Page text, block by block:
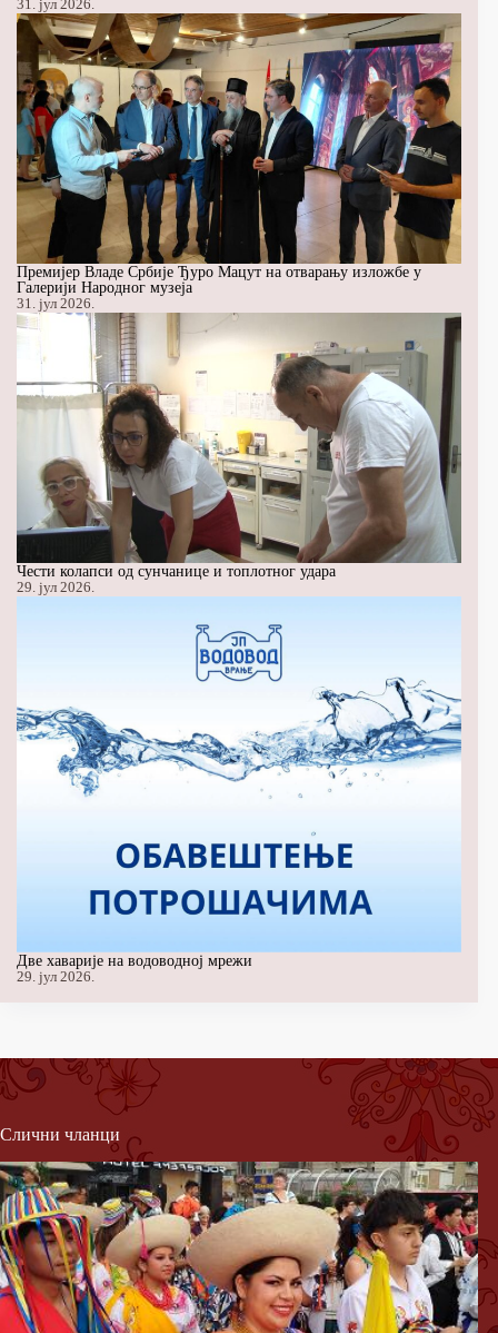
31. јул 2026.
Премијер Владе Србије Ђуро Мацут на отварању изложбе у
Галерији Народног музеја
31. јул 2026.
Чести колапси од сунчанице и топлотног удара
29. јул 2026.
Две хаварије на водоводној мрежи
29. јул 2026.
Слични чланци